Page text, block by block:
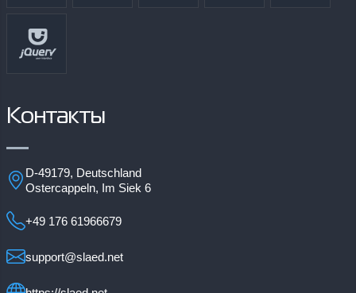
Контакты
D-49179, Deutschland
Ostercappeln, Im Siek 6
+49 176 61966679
support@slaed.net